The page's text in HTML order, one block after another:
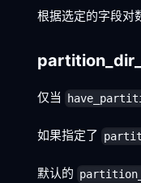
根据选定的字段对
仅当
如果指定了
默认的